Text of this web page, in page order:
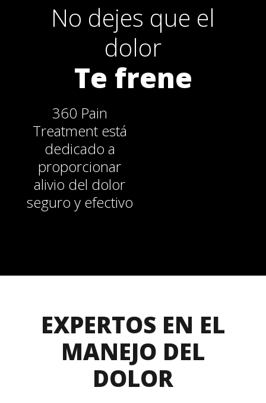
No dejes que el
dolor
Te frene
360 Pain
Treatment está
dedicado a
proporcionar
alivio del dolor
seguro y efectivo
EXPERTOS EN EL
MANEJO DEL
DOLOR